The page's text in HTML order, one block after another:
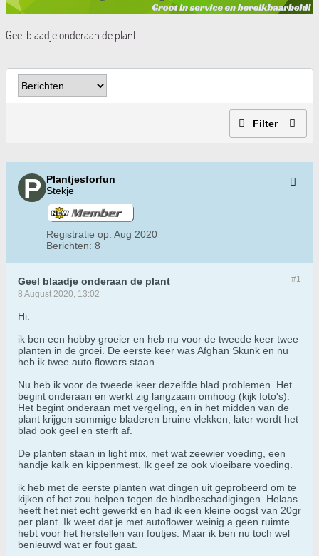
Geel blaadje onderaan de plant
Filter
Plantjesforfun
Stekje
Registratie op: Aug 2020
Berichten: 8
#1
Geel blaadje onderaan de plant
8 August 2020, 13:02
Hi.
ik ben een hobby groeier en heb nu voor de tweede keer twee
planten in de groei. De eerste keer was Afghan Skunk en nu
heb ik twee auto flowers staan.
Nu heb ik voor de tweede keer dezelfde blad problemen. Het
begint onderaan en werkt zig langzaam omhoog (kijk foto's).
Het begint onderaan met vergeling, en in het midden van de
plant krijgen sommige bladeren bruine vlekken, later wordt het
blad ook geel en sterft af.
De planten staan in light mix, met wat zeewier voeding, een
handje kalk en kippenmest. Ik geef ze ook vloeibare voeding.
ik heb met de eerste planten wat dingen uit geprobeerd om te
kijken of het zou helpen tegen de bladbeschadigingen. Helaas
heeft het niet echt gewerkt en had ik een kleine oogst van 20gr
per plant. Ik weet dat je met autoflower weinig a geen ruimte
hebt voor het herstellen van foutjes. Maar ik ben nu toch wel
benieuwd wat er fout gaat.